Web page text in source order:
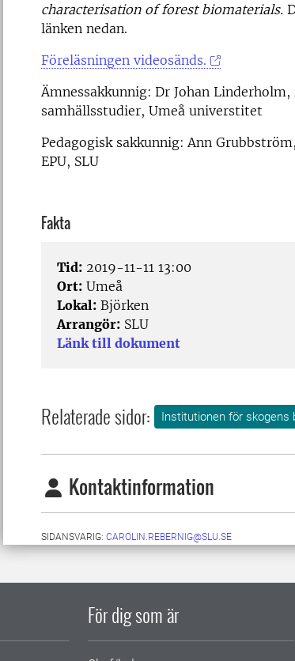
characterisation of forest biomaterials.
länken nedan.
Föreläsningen videosänds.
Ämnessakkunnig: Dr Johan
samhällsstudier, Umeå universtitet
Pedagogisk sakkunnig: Ann
EPU, SLU
Fakta
Tid: 2019-11-11 13:00
Ort: Umeå
Lokal: Björken
Arrangör: SLU
Länk till dokument
Relaterade sidor: Institutionen för
Kontaktinformation
SIDANSVARIG: CAROLIN.REBERNIG@SLU.SE
För dig som är